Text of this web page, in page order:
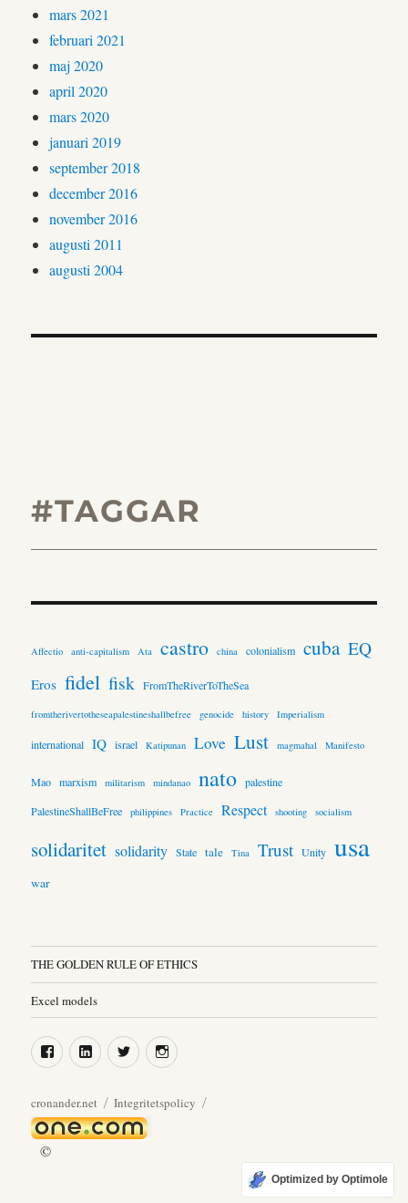
mars 2021
februari 2021
maj 2020
april 2020
mars 2020
januari 2019
september 2018
december 2016
november 2016
augusti 2011
augusti 2004
#TAGGAR
Affectio anti-capitalism Ata castro china colonialism cuba EQ
Eros fidel fisk FromTheRiverToTheSea
fromtherivertotheseapalestineshallbefree genocide history Imperialism
international IQ israel Katipunan Love Lust magmahal Manifesto
Mao marxism militarism mindanao nato palestine
PalestineShallBeFree
philippines Practice Respect shooting socialism
solidaritet solidarity State tale Tina Trust Unity usa
war
THE GOLDEN RULE OF ETHICS
Excel models
FacebookLinkedInTwitterInstagram
cronander.net Integritetspolicy
©
Optimized by Optimole